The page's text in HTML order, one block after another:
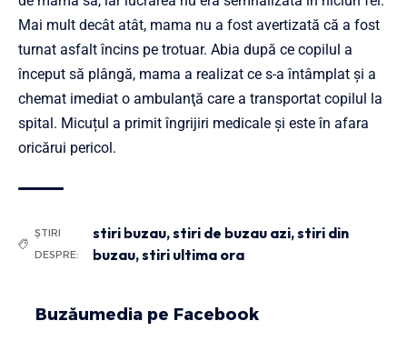
Mai mult decât atât, mama nu a fost avertizată că a fost
turnat asfalt încins pe trotuar. Abia după ce copilul a
început să plângă, mama a realizat ce s-a întâmplat şi a
chemat imediat o ambulanţă care a transportat copilul la
spital. Micuțul a primit îngrijiri medicale şi este în afara
oricărui pericol.
ȘTIRI
DESPRE:
stiri buzau,stiri de buzau azi,stiri din
buzau,stiri ultima ora
Buzăumedia pe Facebook